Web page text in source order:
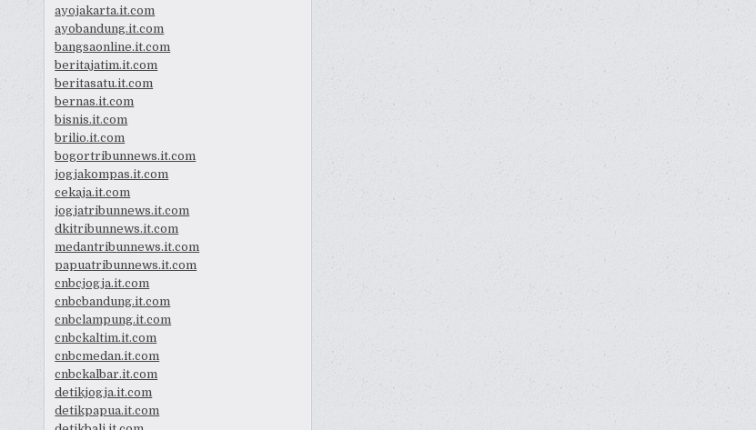
ayojakarta.it.com
ayobandung.it.com
bangsaonline.it.com
beritajatim.it.com
beritasatu.it.com
bernas.it.com
bisnis.it.com
brilio.it.com
bogortribunnews.it.com
jogjakompas.it.com
cekaja.it.com
jogjatribunnews.it.com
dkitribunnews.it.com
medantribunnews.it.com
papuatribunnews.it.com
cnbcjogja.it.com
cnbcbandung.it.com
cnbclampung.it.com
cnbckaltim.it.com
cnbcmedan.it.com
cnbckalbar.it.com
detikjogja.it.com
detikpapua.it.com